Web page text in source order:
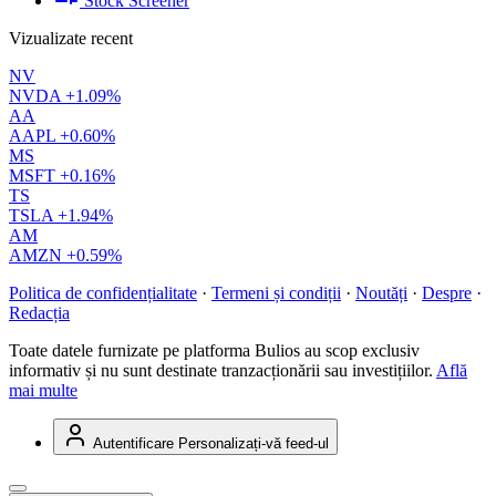
Vizualizate recent
NV
NVDA +1.09%
AA
AAPL +0.60%
MS
MSFT +0.16%
TS
TSLA +1.94%
AM
AMZN +0.59%
Politica de confidențialitate · Termeni și condiții · Noutăți · Despre ·
Redacția
Toate datele furnizate pe platforma Bulios au scop exclusiv
informativ și nu sunt destinate tranzacționării sau investițiilor. Află
mai multe
Autentificare Personalizați-vă feed-ul